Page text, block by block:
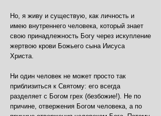
Но, я живу и существую, как личность и
имею внутреннего человека, который знает
свою принадлежность Богу через искупление
жертвою крови Божьего сына Иисуса
Христа.
Ни один человек не может просто так
приблизиться к Святому: его всегда
разделяет с Богом грех (безбожие!). Не по
причине, отвержения Богом человека, а по